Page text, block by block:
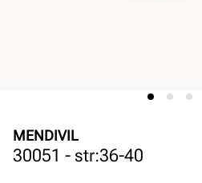
MENDIVIL
30051 - str:36-40